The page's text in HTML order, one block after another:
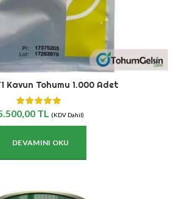
Kavun Tohumu 1.000 Adet
TL (KDV Dahil)
DEVAMINI OKU